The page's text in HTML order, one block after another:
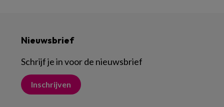
Nieuwsbrief
Schrijf je in voor de nieuwsbrief
Inschrijven